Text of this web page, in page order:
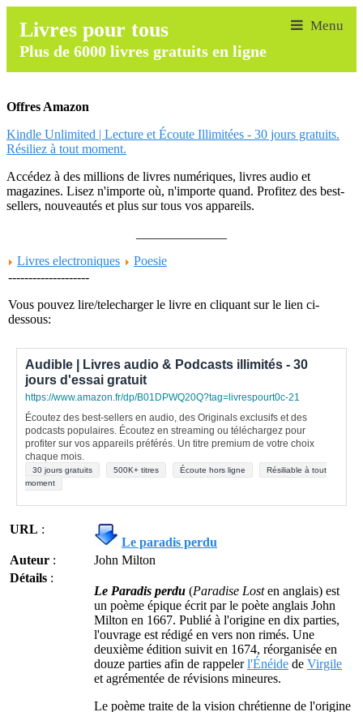
Livres pour tous
Plus de 6000 livres gratuits en ligne
Offres Amazon
Kindle Unlimited | Lecture et Écoute Illimitées - 30 jours gratuits.
Résiliez à tout moment.
Accédez à des millions de livres numériques, livres audio et
magazines. Lisez n'importe où, n'importe quand. Profitez des best-
sellers, nouveautés et plus sur tous vos appareils.
Livres electroniques
Poesie
--------------------
Vous pouvez lire/telecharger le livre en cliquant sur le lien ci-
dessous:
Audible | Livres audio & Podcasts illimités - 30
jours d'essai gratuit
https://www.amazon.fr/dp/B01DPWQ20Q?tag=livrespourt0c-21
Écoutez des best-sellers en audio, des Originals exclusifs et des
podcasts populaires. Écoutez en streaming ou téléchargez pour
profiter sur vos appareils préférés. Un titre premium de votre choix
chaque mois.
30 jours gratuits 500K+ titres Écoute hors ligne
Résiliable à tout
moment
URL :
Le paradis perdu
Auteur :
John Milton
Détails :
Le Paradis perdu (Paradise Losten anglais) est
un poème épique écrit par le poète anglais John
Milton en 1667. Publié à l'origine en dix parties,
l'ouvrage est rédigé en vers non rimés. Une
deuxième édition suivit en 1674, réorganisée en
douze parties afin de rappelerl'Énéide de Virgile
et agrémentée de révisions mineures.
Le poème traite de la vision chrétienne de l'origine